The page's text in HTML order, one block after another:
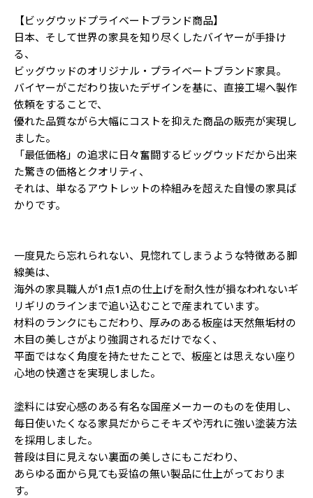
【ビッグウッドプライベートブランド商品】
日本、そして世界の家具を知り尽くしたバイヤーが手掛け
る、
ビッグウッドのオリジナル・プライベートブランド家具。
バイヤーがこだわり抜いたデザインを基に、直接工場へ製作
依頼をすることで、
優れた品質ながら大幅にコストを抑えた商品の販売が実現し
ました。
「最低価格」の追求に日々奮闘するビッグウッドだから出来
た驚きの価格とクオリティ、
それは、単なるアウトレットの枠組みを超えた自慢の家具ば
かりです。
一度見たら忘れられない、見惚れてしまうような特徴ある脚
線美は、
海外の家具職人が1点1点の仕上げを耐久性が損なわれないギ
リギリのラインまで追い込むことで産まれています。
材料のランクにもこだわり、厚みのある板座は天然無垢材の
木目の美しさがより強調されるだけでなく、
平面ではなく角度を持たせたことで、板座とは思えない座り
心地の快適さを実現しました。
塗料には安心感のある有名な国産メーカーのものを使用し、
毎日使いたくなる家具だからこそキズや汚れに強い塗装方法
を採用しました。
普段は目に見えない裏面の美しさにもこだわり、
あらゆる面から見ても妥協の無い製品に仕上がっておりま
す。